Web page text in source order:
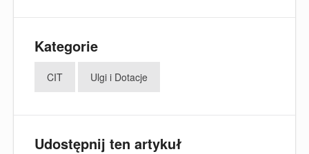
Kategorie
CIT Ulgi i Dotacje
Udostępnij ten artykuł